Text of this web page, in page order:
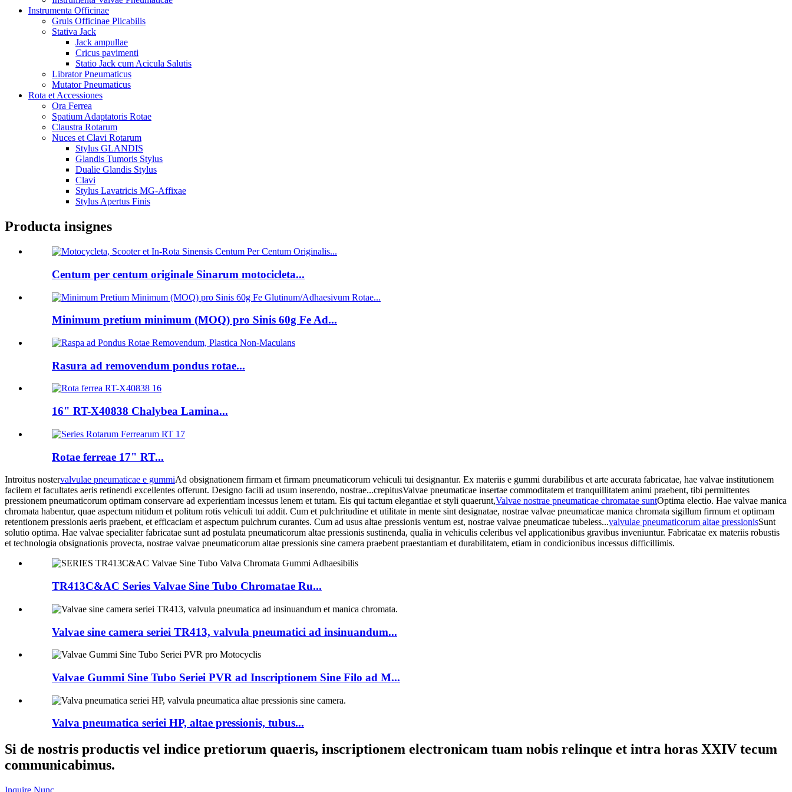
Instrumenta Officinae
Gruis Officinae Plicabilis
Stativa Jack
Jack ampullae
Cricus pavimenti
Statio Jack cum Acicula Salutis
Librator Pneumaticus
Mutator Pneumaticus
Rota et Accessiones
Ora Ferrea
Spatium Adaptatoris Rotae
Claustra Rotarum
Nuces et Clavi Rotarum
Stylus GLANDIS
Glandis Tumoris Stylus
Dualie Glandis Stylus
Clavi
Stylus Lavatricis MG-Affixae
Stylus Apertus Finis
Producta insignes
Centum per centum originale Sinarum motocicleta...
Minimum pretium minimum (MOQ) pro Sinis 60g Fe Ad...
Rasura ad removendum pondus rotae...
16" RT-X40838 Chalybea Lamina...
Rotae ferreae 17" RT...
Introitus nostervalvulae pneumaticae e gummiAd obsignationem firmam et firmam pneumaticorum vehiculi tui designantur. Ex materiis e gummi durabilibus et arte accurata fabricatae, hae valvae institutionem
facilem et facultates aeris retinendi excellentes offerunt. Designo facili ad usum inserendo, nostrae...crepitusValvae pneumaticae insertae commoditatem et tranquillitatem animi praebent, tibi permittentes
pressionem pneumaticorum optimam conservare ad experientiam incessus lenem et tutam. Eis qui tactum elegantiae et styli quaerunt,Valvae nostrae pneumaticae chromatae suntOptima electio. Hae valvae manica
chromata habentur, quae aspectum nitidum et politum rotis vehiculi tui addit. Cum et pulchritudine et utilitate in mente sint designatae, nostrae valvae pneumaticae manica chromata sigillum firmum et optimam
retentionem pressionis aeris praebent, et efficaciam et aspectum pulchrum curantes. Cum ad usus altae pressionis ventum est, nostrae valvae pneumaticae tubeless...valvulae pneumaticorum altae pressionisSunt
solutio optima. Hae valvae specialiter fabricatae sunt ad postulata pneumaticorum altae pressionis sustinenda, qualia in vehiculis celeribus vel applicationibus gravibus inveniuntur. Fabricatae ex materiis robustis
et technologia obsignationis provecta, nostrae valvae pneumaticorum altae pressionis sine camera praebent praestantiam et durabilitatem, etiam in condicionibus incessus difficillimis.
TR413C&AC Series Valvae Sine Tubo Chromatae Ru...
Valvae sine camera seriei TR413, valvula pneumatici ad insinuandum...
Valvae Gummi Sine Tubo Seriei PVR ad Inscriptionem Sine Filo ad M...
Valva pneumatica seriei HP, altae pressionis, tubus...
Si de nostris productis vel indice pretiorum quaeris, inscriptionem electronicam tuam nobis relinque et intra horas XXIV tecum
communicabimus.